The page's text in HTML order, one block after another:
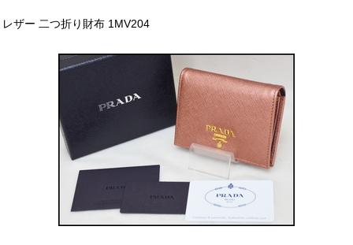
レザー 二つ折り財布 1MV204